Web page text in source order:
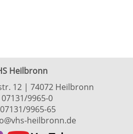
Heilbronn
12 | 74072 Heilbronn
07131/9965-0
9965-65
heilbronn.de